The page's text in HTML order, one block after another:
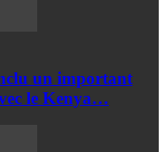
un important
le Kenya…